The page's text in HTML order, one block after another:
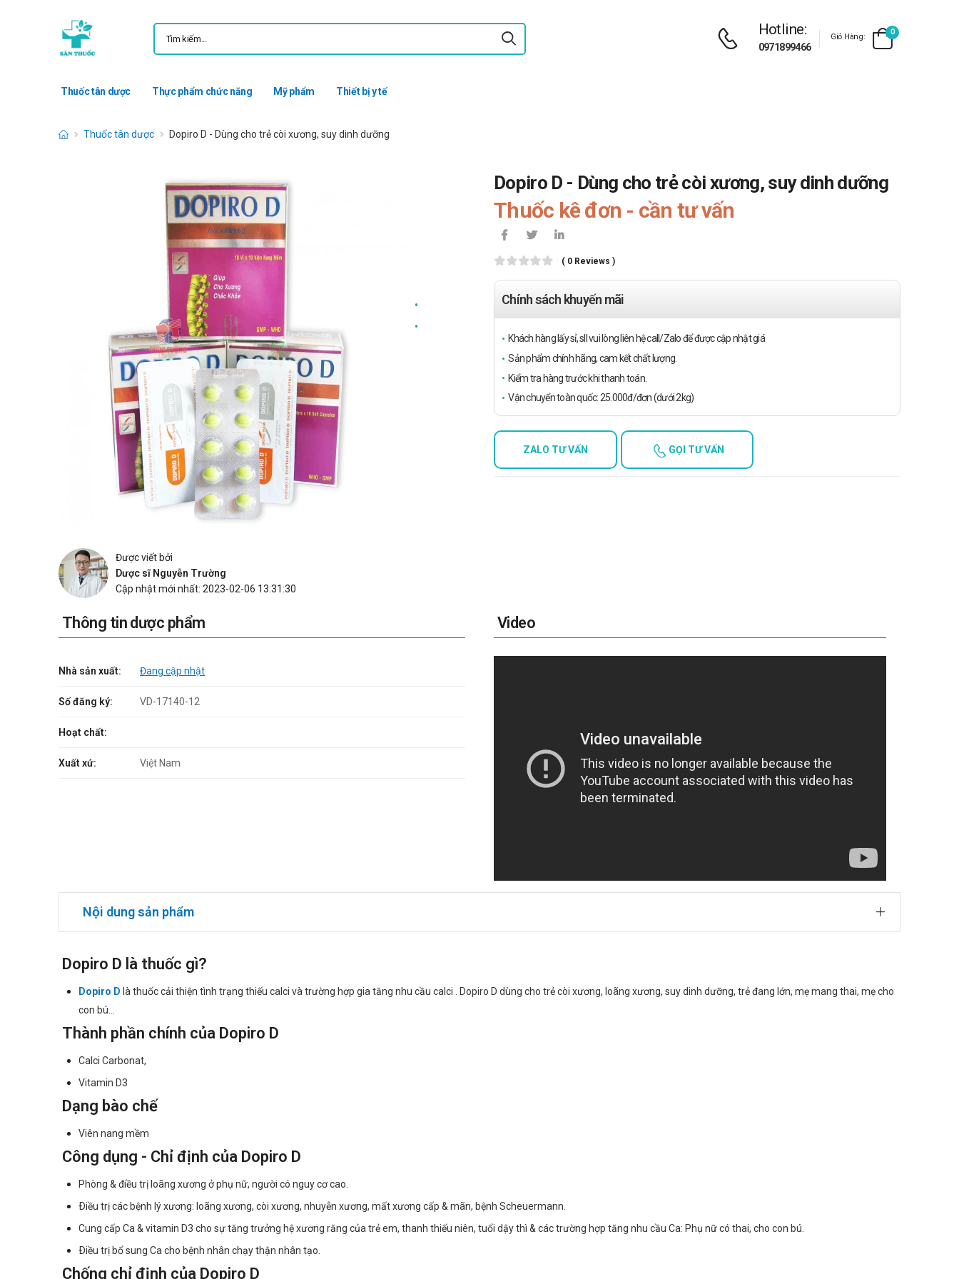
Hotline:
0971899466
Giỏ Hàng:
0
Thuốc tân dược Thực phẩm chức năng Mỹ phẩm Thiết bị y tế
Thuốc tân dược Dopiro D - Dùng cho trẻ còi xương, suy dinh dưỡng
Dopiro D - Dùng cho trẻ còi xương, suy dinh dưỡng
Thuốc kê đơn - cần tư vấn
( 0 Reviews )
Chính sách khuyến mãi
Khách hàng lấy sỉ, sll vui lòng liên hệ call/Zalo để được cập nhật giá
Sản phẩm chính hãng, cam kết chất lượng.
Kiểm tra hàng trước khi thanh toán.
Vận chuyển toàn quốc: 25.000đ/đơn (dưới 2kg)
ZALO TƯ VẤN GỌI TƯ VẤN
Được viết bởi
Dược sĩ Nguyễn Trường
Cập nhật mới nhất: 2023-02-06 13:31:30
Thông tin dược phẩm
Nhà sản xuất: Đang cập nhật
Số đăng ký: VD-17140-12
Hoạt chất:
Xuất xứ: Việt Nam
Video
Nội dung sản phẩm
Dopiro D là thuốc gì?
Dopiro D là thuốc cải thiện tình trạng thiếu calci và trường hợp gia tăng nhu cầu calci . Dopiro D dùng cho trẻ còi xương, loãng xương, suy dinh dưỡng, trẻ đang lớn, mẹ mang thai, mẹ cho
con bú...
Thành phần chính của Dopiro D
Calci Carbonat,
Vitamin D3
Dạng bào chế
Viên nang mềm
Công dụng - Chỉ định của Dopiro D
Phòng & điều trị loãng xương ở phụ nữ, người có nguy cơ cao.
Ðiều trị các bệnh lý xương: loãng xương, còi xương, nhuyễn xương, mất xương cấp & mãn, bệnh Scheuermann.
Cung cấp Ca & vitamin D3 cho sự tăng trưởng hệ xương răng của trẻ em, thanh thiếu niên, tuổi dậy thì & các trường hợp tăng nhu cầu Ca: Phụ nữ có thai, cho con bú.
Ðiều trị bổ sung Ca cho bệnh nhân chạy thận nhân tạo.
Chống chỉ định của Dopiro D